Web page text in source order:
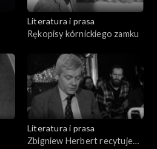
Literatura i prasa
Rękopisy kórnickiego zamku
Literatura i prasa
Zbigniew Herbert recytuje